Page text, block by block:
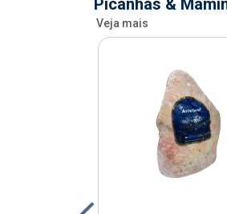
Picanhas &
Veja mais